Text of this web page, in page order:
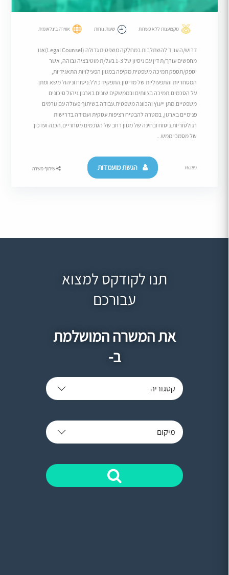
מקצוענות ללא פשרות שעות נוחות אווירה בינלאומית
דרוש/ה עו"ד להשתלבות במחלקה משפטית גדולה (Legal Counsel)אנו
מחפשים עורך/ת דין עם ניסיון של 1-3 בעל/ת מוטיבציה גבוהה, אשר
יספק/תספק תמיכה משפטית מקיפה במגוון הפעילויות התאגידיות,
המסחריות והתפעוליות של מדיסון.התפקיד כולל:ניסוח וניהול משא ומתן
על הסכמים.תמיכה בצוותים ובממשקים שונים בארגון.ניהול סיכונים
משפטיים.מתן ייעוץ והכוונה משפטית.עבודה בשיתוף פעולה עם גורמים
פנימיים בארגון, במטרה להבטיח רציפות עסקית ועמידה בדרישות
רגולטוריות.ניסוח ובחינה של מגוון רחב של הסכמים מסחריים.הכנה ועדכון
של מסמכי ממש...
76289 הגשת מועמדות שיתוף משרה
תנו לקודקס למצוא
עבורכם
את המשרה המושלמת
ב-
קטגוריה
מיקום